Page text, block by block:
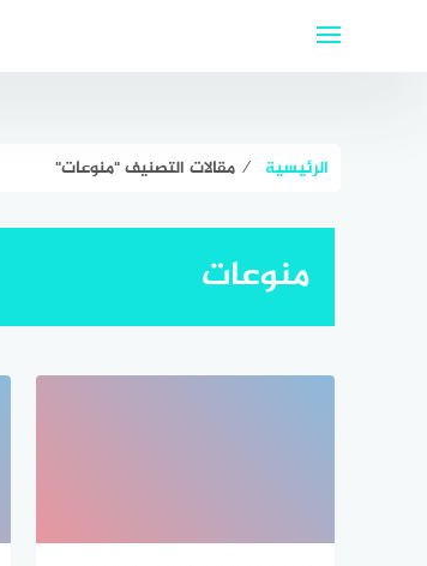
الرئيسية ⁄ مقالات التصنيف "منوعات"
منوعات